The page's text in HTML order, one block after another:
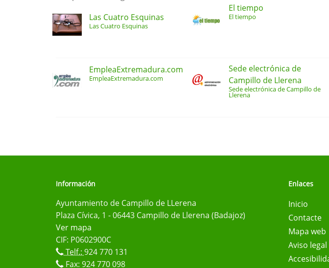
Las Cuatro Esquinas
Las Cuatro Esquinas
El tiempo
El tiempo
EmpleaExtremadura.com
EmpleaExtremadura.com
Sede electrónica de
Campillo de Llerena
Sede electrónica de Campillo de
Llerena
Información
Ayuntamiento de Campillo de LLerena
Plaza Cívica, 1 - 06443 Campillo de Llerena (Badajoz)
Ver mapa
CIF: P0602900C
Telf.: 924 770 131
Fax: 924 770 098
Enlaces
Inicio
Contacte
Mapa web
Aviso legal